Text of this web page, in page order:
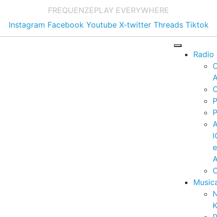
FREQUENZEPLAY EVERYWHERE
Instagram Facebook Youtube X-twitter Threads Tiktok
Radio
e